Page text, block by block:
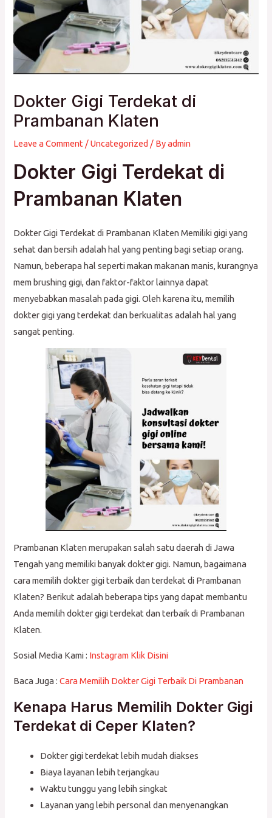
Dokter Gigi Terdekat di
Prambanan Klaten
Leave a Comment /Uncategorized / Byadmin
Dokter Gigi Terdekat di
Prambanan Klaten
Dokter Gigi Terdekat di Prambanan Klaten Memiliki gigi yang
sehat dan bersih adalah hal yang penting bagi setiap orang.
Namun, beberapa hal seperti makan makanan manis, kurangnya
mem brushing gigi, dan faktor-faktor lainnya dapat
menyebabkan masalah pada gigi. Oleh karena itu, memilih
dokter gigi yang terdekat dan berkualitas adalah hal yang
sangat penting.
Prambanan Klaten merupakan salah satu daerah di Jawa
Tengah yang memiliki banyak dokter gigi. Namun, bagaimana
cara memilih dokter gigi terbaik dan terdekat di Prambanan
Klaten? Berikut adalah beberapa tips yang dapat membantu
Anda memilih dokter gigi terdekat dan terbaik di Prambanan
Klaten.
Sosial Media Kami : Instagram Klik Disini
Baca Juga :Cara Memilih Dokter Gigi Terbaik Di Prambanan
Kenapa Harus Memilih Dokter Gigi
Terdekat di Ceper Klaten?
Dokter gigi terdekat lebih mudah diakses
Biaya layanan lebih terjangkau
Waktu tunggu yang lebih singkat
Layanan yang lebih personal dan menyenangkan